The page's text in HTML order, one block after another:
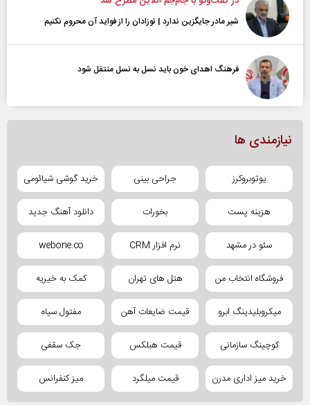
شیر مادر جایگزین ندارد | نوزادان را از فواید آن محروم نکنیم
فرهنگ اهدای خون باید نسل به نسل منتقل شود
نیازمندی ها
یوتوبروکرز جراحی بینی خرید گوشی شیائومی
هزینه پست بخورات دانلود آهنگ جدید
سئو در مشهد نرم افزار CRM webone.co
فروشگاه انتخاب من هتل های تهران کمک به خیریه
میکروبلیدینگ ابرو قیمت ضایعات آهن مفتول سیاه
کوچینگ سازمانی قیمت هبلکس جک سقفی
خرید میز اداری مدرن قیمت میلگرد میز کنفرانس